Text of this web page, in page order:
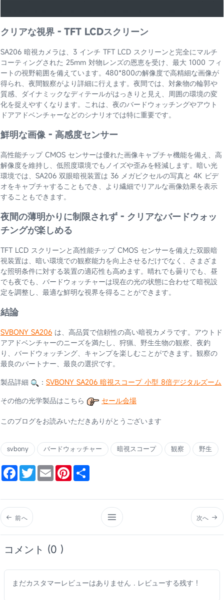
クリアな視界 - TFT LCDスクリーン
SA206 暗視カメラは、3 インチ TFT LCD スクリーンと完全にマルチ
コーティングされた 25mm 対物レンズの恩恵を受け、最大 1000 フィ
ートの視野範囲を備えています。480*800の解像度で高精細な画像が
得られ、夜間観察がより詳細に行えます。夜間では、対象物の輪郭や
質感、ダイナミックなディテールがはっきりと見え、周囲の環境の変
化を捉えやすくなります。これは、夜のバードウォッチングやアウト
ドアアドベンチャーなどのシナリオでは特に重要です。
鮮明な画像 - 高感度センサー
高性能チップ CMOS センサーは優れた画像キャプチャ機能を備え、高
解像度を維持し、低照度環境でもノイズや歪みを軽減します。暗い光
環境では、SA206 双眼暗視装置は 36 メガピクセルの写真と 4K ビデ
オをキャプチャすることもでき、より繊細でリアルな画像効果を表示
することもできます。
夜間の薄明かりに制限されず - クリアなバードウォッ
チングが楽しめる
TFT LCD スクリーンと高性能チップ CMOS センサーを備えた双眼暗
視装置は、暗い環境での観察能力を向上させるだけでなく、さまざま
な照明条件に対する装置の適応性も高めます。晴れでも曇りでも、昼
でも夜でも、バードウォッチャーは現在の光の状態に合わせて暗視設
定を調整し、最適な鮮明な視界を得ることができます。
結論
SVBONY SA206 は、高品質で信頼性の高い暗視カメラです。アウトド
アアドベンチャーのニーズを満たし、狩猟、野生生物の観察、夜釣
り、バードウォッチング、キャンプを楽しむことができます。観察の
最良のパートナー、最良の選択です。
製品詳細
： SVBONY SA206 暗視スコープ 小型 8倍デジタルズーム
その他の光学製品はこちら
セール会場
このブログをお読みいただきありがとうございます
svbony バードウォッチャー 暗視スコープ 観察 野生
FacebookTwitterEmail Pinterest
前へ 次へ
コメント (0 )
まだカスタマーレビューはありません . レビューする残す !